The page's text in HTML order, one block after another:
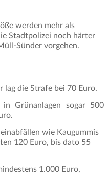
werden mehr als
Stadtpolizei noch härter
Sünder vorgehen.
die Strafe bei 70 Euro.
Grünanlagen sogar 500
wie Kaugummis
120 Euro, bis dato 55
1.000 Euro,